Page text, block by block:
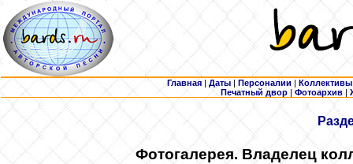
Главная | Даты | Персоналии | Коллективы
Печатный двор |Фотоархив |
Фотогалерея. Владелец